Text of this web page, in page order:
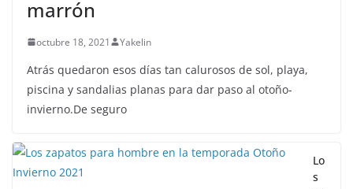
marrón
octubre 18, 2021 Yakelin
Atrás quedaron esos días tan calurosos de sol, playa,
piscina y sandalias planas para dar paso al otoño-
invierno.De seguro
Lo
s